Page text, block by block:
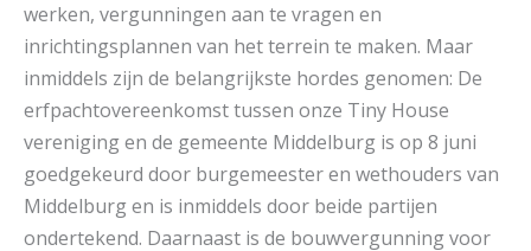
werken, vergunningen aan te vragen en
inrichtingsplannen van het terrein te maken. Maar
inmiddels zijn de belangrijkste hordes genomen: De
erfpachtovereenkomst tussen onze Tiny House
vereniging en de gemeente Middelburg is op 8 juni
goedgekeurd door burgemeester en wethouders van
Middelburg en is inmiddels door beide partijen
ondertekend. Daarnaast is de bouwvergunning voor